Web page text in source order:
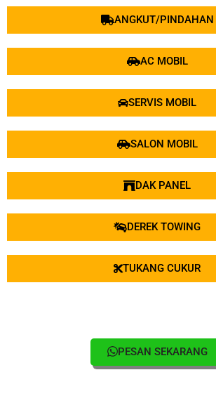
ANGKUT/PINDAHAN
AC MOBIL
SERVIS MOBIL
SALON MOBIL
DAK PANEL
DEREK TOWING
TUKANG CUKUR
PESAN SEKARANG